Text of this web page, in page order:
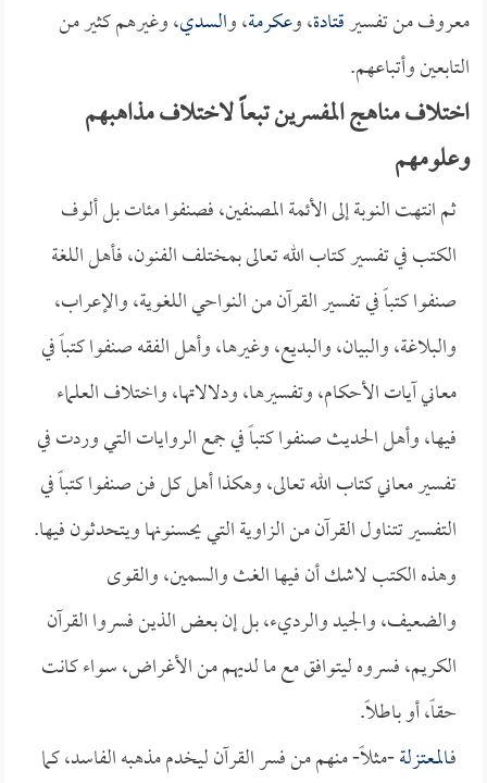
معروف من تفسيرقتادة، وعكرمة، والسدي، وغيرهم كثير من
التابعين وأتباعهم.
اختلاف مناهج المفسرين تبعاً لاختلاف مذاهبهم
وعلومهم
ثم انتهت النوبة إلى الأئمة المصنفين، فصنفوا مئات بل ألوف
الكتب في تفسير كتاب الله تعالى بمختلف الفنون، فأهل اللغة
صنفوا كتباً في تفسير القرآن من النواحي اللغوية، والإعراب،
والبلاغة، والبيان، والبديع، وغيرها، وأهل الفقه صنفوا كتباً في
معاني آيات الأحكام، وتفسيرها، ودلالاتها، واختلاف العلماء
فيها، وأهل الحديث صنفوا كتباً في جمع الروايات التي وردت في
تفسير معاني كتاب الله تعالى، وهكذا أهل كل فن صنفوا كتباً في
التفسير تتناول القرآن من الزاوية التي يحسنونها ويتحدثون فيها.
وهذه الكتب لاشك أن فيها الغث والسمين، والقوى
والضعيف، والجيد والرديء، بل إن بعض الذين فسروا القرآن
الكريم، فسروه ليتوافق مع ما لديهم من الأغراض، سواء كانت
حقاً، أو باطلاً.
فـالمعتزلة-مثلاً- منهم من فسر القرآن ليخدم مذهبه الفاسد، كما